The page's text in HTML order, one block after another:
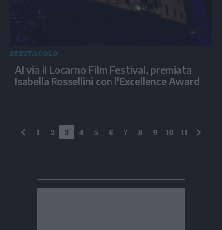
SPETTACOLO
Al via il Locarno Film Festival, premiata
Isabella Rossellini con l'Excellence Award
precedente
1 2 3 4 5 6 7 8 9 10 11